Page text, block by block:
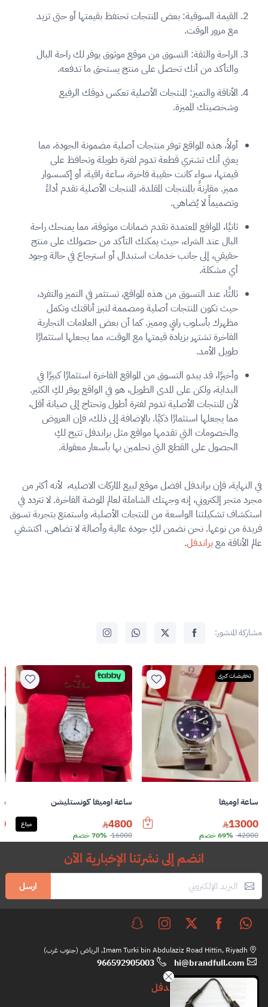
القيمة السوقية: بعض المنتجات تحتفظ بقيمتها أو حتى تزيد
مع مرور الوقت.
الراحة والثقة: التسوق من موقع موثوق يوفر لك راحة البال
والتأكد من أنك تحصل على منتج يستحق ما تدفعه.
الأناقة والتميز: المنتجات الأصلية تعكس ذوقك الرفيع
وشخصيتك المميزة.
أولاً، هذه المواقع توفر منتجات أصلية مضمونة الجودة، مما
يعني أنك تشتري قطعة تدوم لفترة طويلة وتحافظ على
قيمتها، سواء كانت حقيبة فاخرة، ساعة راقية، أو إكسسوار
مميز. مقارنةً بالمنتجات المقلدة، المنتجات الأصلية تقدم أداءً
وتصميماً لا يُضاهى.
ثانيًا، المواقع المعتمدة تقدم ضمانات موثوقة، مما يمنحك راحة
البال عند الشراء، حيث يمكنك التأكد من حصولك على منتج
حقيقي، إلى جانب خدمات استبدال أو استرجاع في حالة وجود
أي مشكلة.
ثالثًا، عند التسوق من هذه المواقع، تستثمر في التميز والتفرد،
حيث تكون المنتجات أصلية ومصممة لتبرز أناقتك وتكمل
مظهرك بأسلوب راقٍ ومميز. كما أن بعض العلامات التجارية
الفاخرة تشتهر بزيادة قيمتها مع الوقت، مما يجعلها استثمارًا
طويل الأمد.
وأخيرًا، قد يبدو التسوق من المواقع الفاخرة استثمارًا كبيرًا في
البداية، ولكن على المدى الطويل، هو في الواقع يوفر لكِ الكثير.
لأن المنتجات الأصلية تدوم لفترة أطول وتحتاج إلى صيانة أقل،
مما يجعلها استثمارًا ذكيًا. بالإضافة إلى ذلك، فإن العروض
والخصومات التي تقدمها مواقع مثل براندفل تتيح لكِ
الحصول على القطع التي تحلمين بها بأسعار معقولة.
في النهاية، فإن براندفل افضل موقع لبيع الماركات الاصليه، لأنه أكثر من
مجرد متجر إلكتروني، إنه وجهتك الشاملة لعالم الموضة الفاخرة. لا تتردد في
استكشاف تشكيلتنا الواسعة من المنتجات الأصلية، واستمتع بتجربة تسوق
فريدة من نوعها. نحن نضمن لكِ جودة عالية وأصالة لا تضاهى. اكتشفي
عالم الأناقة معبراندفل.
مشاركة المنشور:
تخفيضات كبرى
ساعة اوميغا
13000
42000 69% خصم
ساعة اوميغا كونستليشن
4800
16000 70% خصم
مباع
انضم إلى نشرتنا الإخبارية الآن
ارسل
Imam Turki bin Abdulaziz Road Hittin, Riyadh, الرياض (جنوب غرب)
hi@brandfull.com
966592905003
براندفل